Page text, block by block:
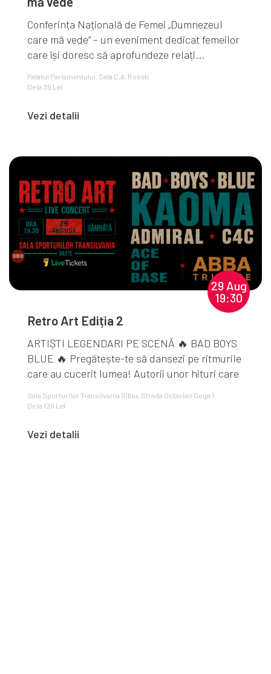
Conferința Națională de Femei „Dumnezeul
care mă vede” – un eveniment dedicat femeilor
care își doresc să aprofundeze relați...
Palatul Parlamentului, Sala C.A. Roseti
De la 35 Lei
Vezi detalii
29 Aug
19:30
Retro Art Ediția 2
ARTIȘTI LEGENDARI PE SCENĂ 🔥 BAD BOYS
BLUE 🔥 Pregătește-te să dansezi pe ritmurile
care au cucerit lumea! Autorii unor hituri care
Sala Sporturilor Transilvania Sibiu, Strada Octavian Goga 1
De la 120 Lei
Vezi detalii